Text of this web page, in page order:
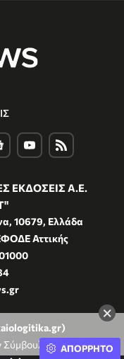
×
ΕΚΔΟΣΕΙΣ Α.Ε.
10679, Ελλάδα
Αττικής
Νίκος
ΑΠΟΡΡΗΤΟ